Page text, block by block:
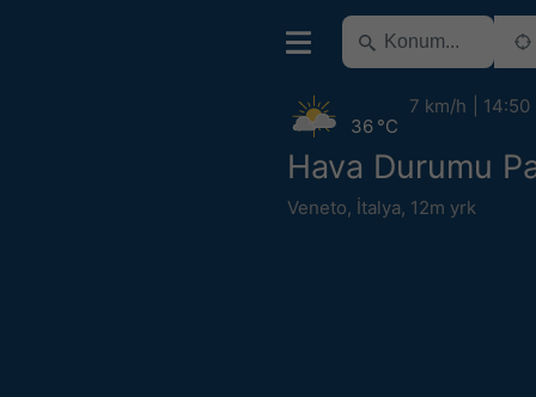
Hava Durumu
Veneto, İtalya, 12m yrk
36 °C
7 km/h 14:50